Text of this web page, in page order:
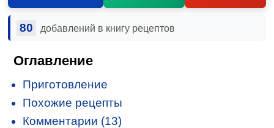
80 добавлений в книгу рецептов
Оглавление
Приготовление
Похожие рецепты
Комментарии (13)